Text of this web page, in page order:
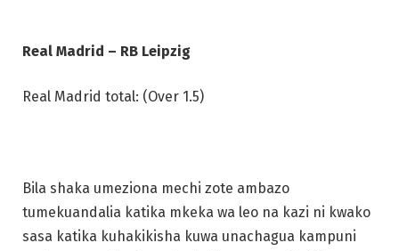
Real Madrid – RB Leipzig
Real Madrid total: (Over 1.5)
Bila shaka umeziona mechi zote ambazo
tumekuandalia katika mkeka wa leo na kazi ni kwako
sasa katika kuhakikisha kuwa unachagua kampuni